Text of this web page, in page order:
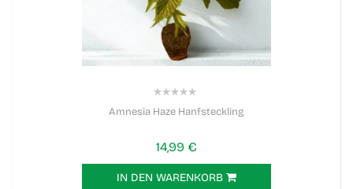
Amnesia Haze Hanfsteckling
14,99 €
IN DEN WARENKORB